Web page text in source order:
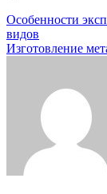
Навигация
по
Особенности
видов
Изготовление